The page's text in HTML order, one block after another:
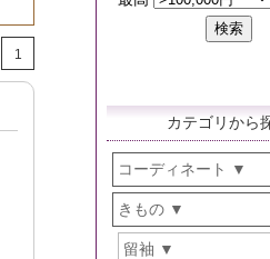
1
カテゴリから
コーディネート
きもの
留袖